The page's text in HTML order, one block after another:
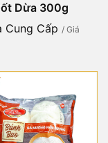
Dừa 300g
Cung Cấp / Giá